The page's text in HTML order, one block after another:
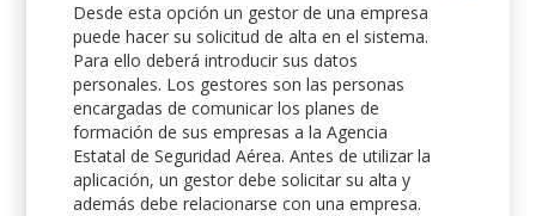
Desde esta opción un gestor de una empresa
puede hacer su solicitud de alta en el sistema.
Para ello deberá introducir sus datos
personales. Los gestores son las personas
encargadas de comunicar los planes de
formación de sus empresas a la Agencia
Estatal de Seguridad Aérea. Antes de utilizar la
aplicación, un gestor debe solicitar su alta y
además debe relacionarse con una empresa.